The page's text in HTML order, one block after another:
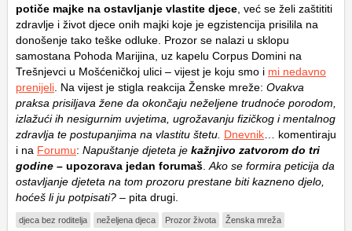
potiče majke na ostavljanje vlastite djece , već se želi zaštititi
zdravlje i život djece onih majki koje je egzistencija prisilila na
donošenje tako teške odluke. Prozor se nalazi u sklopu
samostana Pohoda Marijina, uz kapelu Corpus Domini na
Trešnjevci u Mošćeničkoj ulici – vijest je koju smo i mi nedavno
prenijeli . Na vijest je stigla reakcija Ženske mreže: Ovakva
praksa prisiljava žene da okončaju neželjene trudnoće porodom,
izlažući ih nesigurnim uvjetima, ugrožavanju fizičkog i mentalnog
zdravlja te postupanjima na vlastitu štetu. Dnevnik … komentiraju
i na Forumu: Napuštanje djeteta je kažnjivo zatvorom do tri
godine – upozorava jedan forumaš Ako se formira peticija da
ostavljanje djeteta na tom prozoru prestane biti kazneno djelo,
hoćeš li ju potpisati? – pita drugi.
djeca bez roditelja neželjena djeca Prozor života Ženska mreža